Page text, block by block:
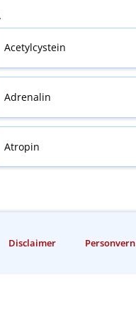
Acetylcystein
Adrenalin
Atropin
Disclaimer Personvern